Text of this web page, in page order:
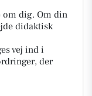
om dig. Om din
didaktisk
vej ind i
der